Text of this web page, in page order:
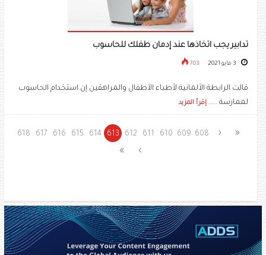
تدابير يجب اتخاذها عند إدمان طفلك للحاسوب
703
قالت الرابطة الألمانية لأطباء الأطفال والمراهقين إن استخدام الحاسوب
لممارسة ..... إقرأ المزيد
608
609
610
611
612
613
614
615
616
617
618